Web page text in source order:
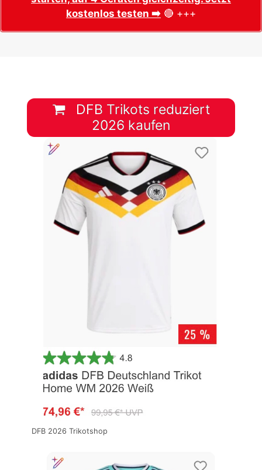
kostenlos testen ➡️ 🔴 +++
DFB Trikots reduziert
2026 kaufen
DFB 2026 Trikotshop